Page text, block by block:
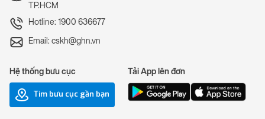
TP.HCM
Hotline: 1900 636677
Email: cskh@ghn.vn
Hệ thống bưu cục
Tìm bưu cục gần bạn
Tải App lên đơn